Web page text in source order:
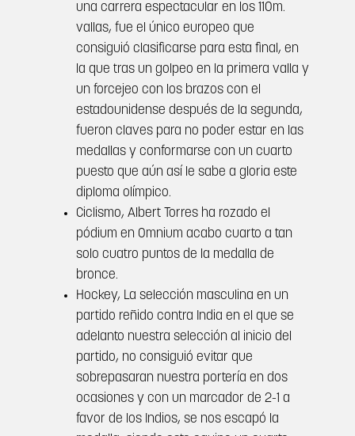
una carrera espectacular en los 110m.
vallas, fue el único europeo que
consiguió clasificarse para esta final, en
la que tras un golpeo en la primera valla y
un forcejeo con los brazos con el
estadounidense después de la segunda,
fueron claves para no poder estar en las
medallas y conformarse con un cuarto
puesto que aún así le sabe a gloria este
diploma olímpico.
Ciclismo, Albert Torres ha rozado el
pódium en Omnium acabo cuarto a tan
solo cuatro puntos de la medalla de
bronce.
Hockey, La selección masculina en un
partido reñido contra India en el que se
adelanto nuestra selección al inicio del
partido, no consiguió evitar que
sobrepasaran nuestra portería en dos
ocasiones y con un marcador de 2-1 a
favor de los Indios, se nos escapó la